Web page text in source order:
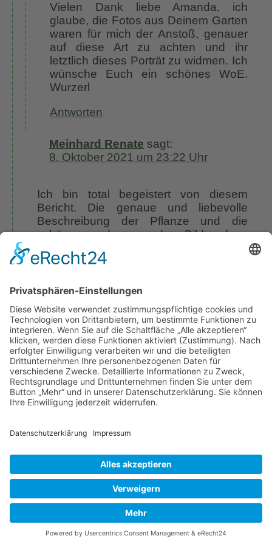
Vielen Dank liebe Amanda, ich
glaube, die Fotos aus Deinem Garten
waren für mich der Anstoß, genauer
auf diese Art zu achten und ihr
letztlich dieses Porträt zu widmen. Ich
wünsche Euch ein schönes WoE.
Wurzerl
Antworten
Meinhard Renate sagt:
8. Oktober 2021 um 23:22 Uhr
Ich bin total begeistert von diesem
Bericht. Die genaue und liebevolle
Beschreibung der Pflanze und die
schönen und passenden Bilder dazu
einer Woche bei der Staudengärtnerei
Pflanzen davon gekauft. Jetzt freue ich
2022. Vielen Dank dafür.
Antworten
Das Wurzerl sagt:
9. Oktober 2021 um 1:02 Uhr
sogar ich als Münchnerin, richtig gut!
gespannt, wie Du sie in Szene setzt
liebe Renate. Übrigens, schön Dich
zu lesen, denke gerne an den
Besuch in Deinem Garten, auch
wenn es der Tag war, an dem ich zum
einzigen Mal in meinem Leben meine